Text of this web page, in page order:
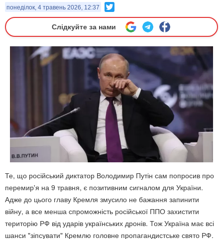
понеділок, 4 травень 2026, 12:37
Слідкуйте за нами
Те, що російський диктатор Володимир Путін сам попросив про
перемир'я на 9 травня, є позитивним сигналом для України.
Адже до цього главу Кремля змусило не бажання запинити
війну, а все менша спроможність російської ППО захистити
територію РФ від ударів українських дронів. Тож Україна має всі
шанси "зіпсувати" Кремлю головне пропагандистське свято РФ.